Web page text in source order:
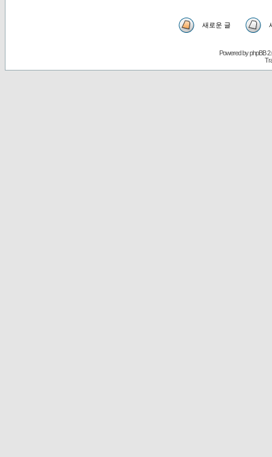
새로운 글
Powered byphpBB